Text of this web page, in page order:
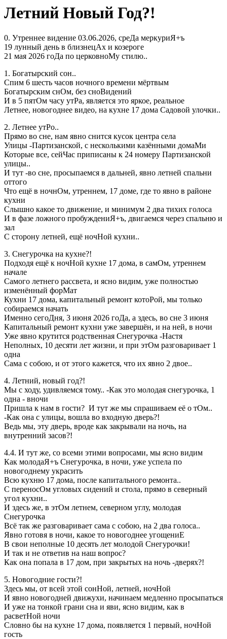
Летний Новый Год?!
0. Утреннее видение 03.06.2026, среДа меркуриЯ+ъ
19 лунный день в близнецАх и козероге
21 мая 2026 гоДа по церковноМу стилю..
1. Богатырский сон..
Спим 6 шесть часов ночного времени мёртвым
Богатырским снОм, без сноВидений
И в 5 пятОм часу утРа, является это яркое, реальное
Летнее, новогоднее видео, на кухне 17 дома Садовой улочки..
2. Летнее утРо..
Прямо во сне, нам явно снится кусок центра села
Улицы -Партизанской, с несколькими казёнными домаМи
Которые все, сейЧас приписаны к 24 номеру Партизанской
улицы..
И тут -во сне, просыпаемся в дальней, явно летней спальни
оттого
Что ещё в ночнОм, утреннем, 17 доме, где то явно в районе
кухни
Слышно какое то движение, и минимум 2 два тихих голоса
И в фазе ложного пробуждениЯ+ъ, двигаемся через спальню и
зал
С сторону летней, ещё ночНой кухни..
3. Снегурочка на кухне?!
Подходя ещё к ночНой кухне 17 дома, в самОм, утреннем
начале
Самого летнего рассвета, и ясно видим, уже полностью
изменённый форМат
Кухни 17 дома, капитальный ремонт котоРой, мы только
собираемся начать
Именно сегоДня, 3 июня 2026 гоДа, а здесь, во сне 3 июня
Капитальный ремонт кухни уже завершён, и на ней, в ночи
Уже явно крутится родственная Снегурочка -Настя
Неполных, 10 десяти лет жизни, и при этОм разговаривает 1
одна
Сама с собою, и от этого кажется, что их явно 2 двое..
4. Летний, новый год?!
Мы с ходу, удивляемся тому.. -Как это молодая снегурочка, 1
одна - вночи
Пришла к нам в гости? И тут же мы спрашиваем её о тОм..
-Как она с улицы, вошла во входную дверь?!
Ведь мы, эту дверь, вроде как закрывали на ночь, на
внутренний засов?!
4.4. И тут же, со всеми этими вопросами, мы ясно видим
Как молодаЯ+ъ Снегурочка, в ночи, уже успела по
новогоднему украсить
Всю кухню 17 дома, после капитального ремонта..
С переносОм угловых сидений и стола, прямо в северный
угол кухни..
И здесь же, в этОм летнем, северном углу, молодая
Снегурочка
Всё так же разговаривает сама с собою, на 2 два голоса..
Явно готовя в ночи, какое то новогоднее угощениЕ
В свои неполные 10 десять лет молодой Снегурочки!
И так и не ответив на наш вопрос?
Как она попала в 17 дом, при закрытых на ночь -дверях?!
5. Новогодние гости?!
Здесь мы, от всей этой сонНой, летней, ночНой
И явно новогодней движухи, начинаем медленно просыпаться
И уже на тонкой грани сна и яви, ясно видим, как в
расветНой ночи
Словно бы на кухне 17 дома, появляется 1 первый, ночНой
гость